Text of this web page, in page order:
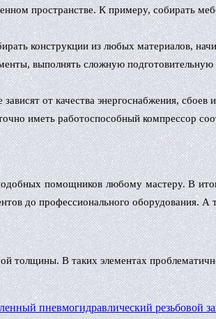
пространстве. К примеру, собирать
конструкции из любых материалов,
выполнять сложную подготовительную
от качества энергоснабжения,
иметь работоспособный компрессор
помощников любому мастеру. В
до профессионального оборудования.
толщины. В таких элементах